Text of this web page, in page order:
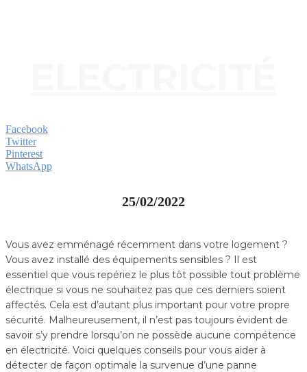
Facebook
Twitter
Pinterest
WhatsApp
25/02/2022
Vous avez emménagé récemment dans votre logement ?
Vous avez installé des équipements sensibles ? Il est
essentiel que vous repériez le plus tôt possible tout problème
électrique si vous ne souhaitez pas que ces derniers soient
affectés. Cela est d’autant plus important pour votre propre
sécurité. Malheureusement, il n’est pas toujours évident de
savoir s’y prendre lorsqu’on ne possède aucune compétence
en électricité. Voici quelques conseils pour vous aider à
détecter de façon optimale la survenue d’une panne